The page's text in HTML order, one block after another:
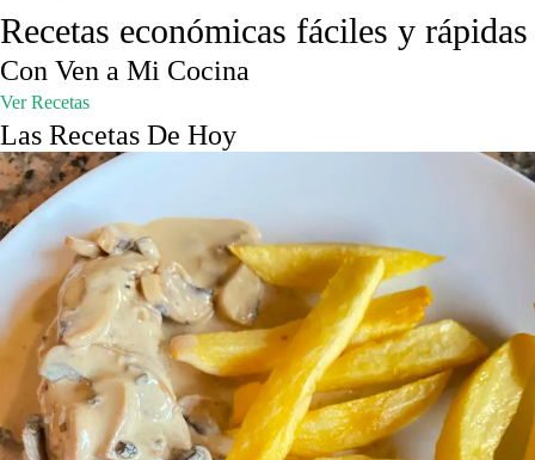
Recetas económicas fáciles y rápidas
Con Ven a Mi Cocina
Ver Recetas
Las Recetas De Hoy